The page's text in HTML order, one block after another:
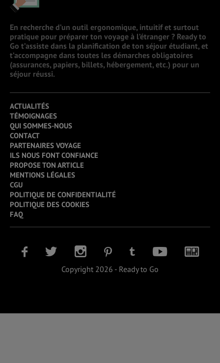
En recherche d’un outil ergonomique, intuitif et surtout
pratique pour préparer ton voyage à l’étranger ? Ready to
Go t’assiste dans la planification de ton séjour étudiant, et
t’accompagne dans toutes les démarches obligatoires
(assurances, papiers, billets, hébergement, etc.) pour un
séjour réussi.
ACTUALITÉS
TÉMOIGNAGES
QUI SOMMES-NOUS
CONTACT
PARTENAIRES VOYAGE
ILS NOUS FONT CONFIANCE
PROPOSE TON ARTICLE
MENTIONS LÉGALES
CGU
POLITIQUE DE CONFIDENTIALITÉ
POLITIQUE DES COOKIES
FAQ
Copyright 2026 - Ready to Go